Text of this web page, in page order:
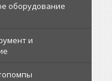
оборудование
и